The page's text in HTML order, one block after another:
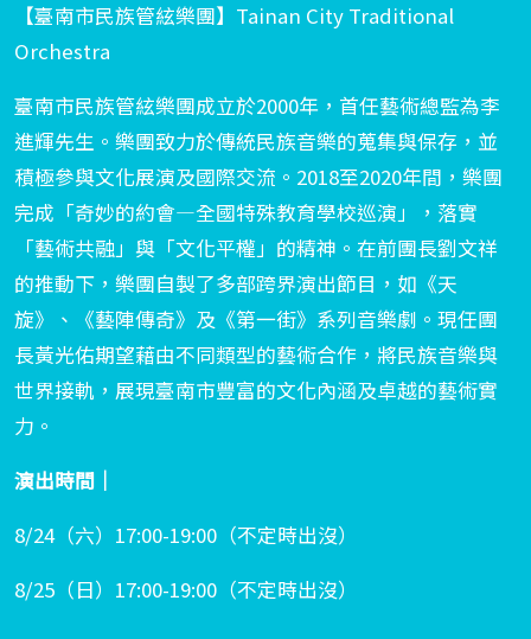
【臺南市民族管絃樂團】Tainan City Traditional
Orchestra
臺南市民族管絃樂團成立於2000年，首任藝術總監為李
進輝先生。樂團致力於傳統民族音樂的蒐集與保存，並
積極參與文化展演及國際交流。2018至2020年間，樂團
完成「奇妙的約會—全國特殊教育學校巡演」，落實
「藝術共融」與「文化平權」的精神。在前團長劉文祥
的推動下，樂團自製了多部跨界演出節目，如《天
旋》、《藝陣傳奇》及《第一街》系列音樂劇。現任團
長黃光佑期望藉由不同類型的藝術合作，將民族音樂與
世界接軌，展現臺南市豐富的文化內涵及卓越的藝術實
力。
演出時間｜
8/24（六）17:00-19:00（不定時出沒）
8/25 （日） 17:00-19:00 （不定時出沒）